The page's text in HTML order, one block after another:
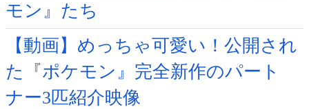
モン』たち
【動画】めっちゃ可愛い！公開され
た『ポケモン』完全新作のパート
ナー3匹紹介映像